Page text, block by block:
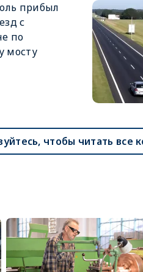
прибыл
с
по
мосту
чтобы читать все